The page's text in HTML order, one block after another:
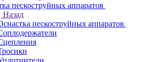
пескоструйных аппаратов
Назад
пескоструйных аппаратов